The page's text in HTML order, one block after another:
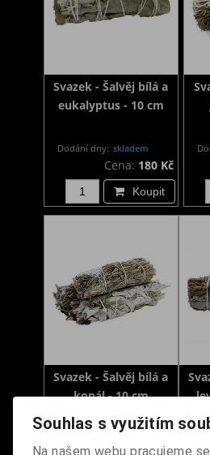
Svazek - Šalvěj bílá a
eukalyptus - 10 cm
Dodání dny: skladem
Cena: 180 Kč
Koupit
Svazek - Šalvěj bílá a
kopál - 10 cm
Souhlas s využitím
Na našem webu pracujeme